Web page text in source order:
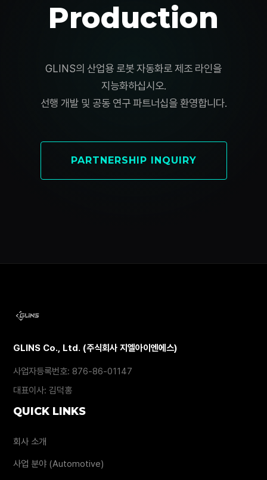
Production
GLINS의 산업용 로봇 자동화로 제조 라인을
지능화하십시오.
선행 개발 및 공동 연구 파트너십을 환영합니다.
PARTNERSHIP INQUIRY
GLINS Co., Ltd. (주식회사 지엘아이엔에스)
사업자등록번호: 876-86-01147
대표이사: 김덕홍
QUICK LINKS
회사 소개
사업 분야 (Automotive)